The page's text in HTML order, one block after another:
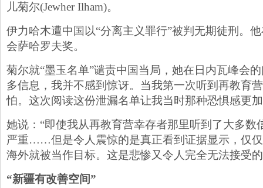
儿菊尔(Jewher Ilham)。
伊力哈木遭中国以“分离主义罪行”被判无期徒刑。
会萨哈罗夫奖。
菊尔就“墨玉名单”谴责中国当局，她在日内瓦峰会
多信息，我并不感到惊讶。当我第一次听到再教育
怕。这次阅读这份泄漏名单让我当时那种恐惧感更
她说：“即使我从再教育营幸存者那里听到了大多数
严重……但是令人震惊的是真正看到证据显示，仅
海外就被当作目标。这是悲惨又令人完全无法接受
“新疆有改善空间”